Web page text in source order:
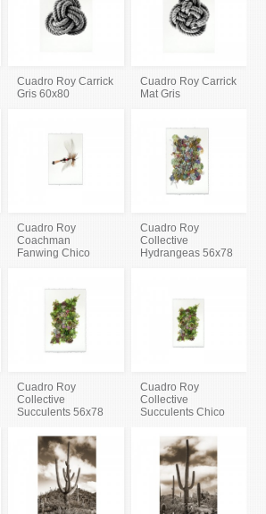
Cuadro Roy Carrick
Gris 60x80
Cuadro Roy Carrick
Mat Gris
Cuadro Roy
Coachman
Fanwing Chico
Cuadro Roy
Collective
Hydrangeas 56x78
Cuadro Roy
Collective
Succulents 56x78
Cuadro Roy
Collective
Succulents Chico